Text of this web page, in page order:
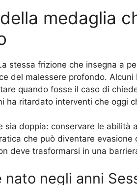
medaglia
stessa frizione che insegna a
del malessere profondo.
quando fosse il caso di
ha ritardato interventi che oggi
sia doppia: conservare le abilità
che può diventare
deve trasformarsi in una
nato negli anni